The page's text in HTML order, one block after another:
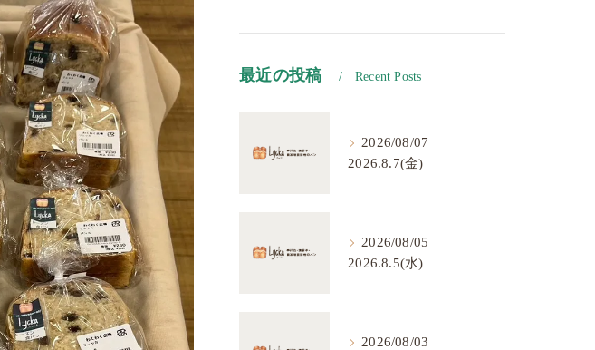
最近の投稿 Recent Posts
2026/08/07
2026.8.7(金)
2026/08/05
2026.8.5(水)
2026/08/03